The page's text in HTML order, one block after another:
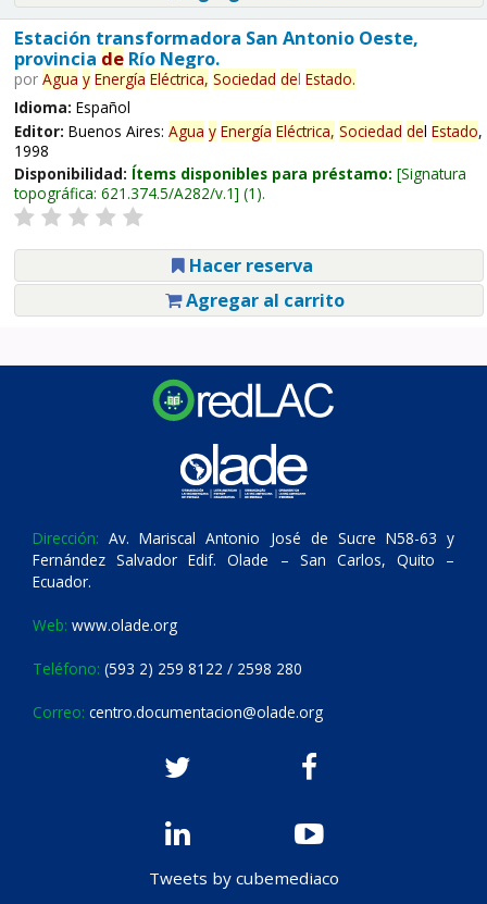
Estación transformadora San Antonio Oeste,
provincia deRío Negro.
por Agua y Energía Eléctrica, Sociedad del Estado.
Idioma: Español
Editor: Buenos Aires: Agua y Energía Eléctrica, Sociedad del Estado,
1998
Disponibilidad: Ítems disponibles para préstamo: Signatura
topográfica: 621.374.5/A282/v.1 (1).
Hacer reserva
Agregar al carrito
Dirección: Av. Mariscal Antonio José de Sucre N58-63 y
Fernández Salvador Edif. Olade – San Carlos, Quito –
Ecuador.
Web: www.olade.org
Teléfono: (593 2) 259 8122 / 2598 280
Correo: centro.documentacion@olade.org
Tweets by cubemediaco